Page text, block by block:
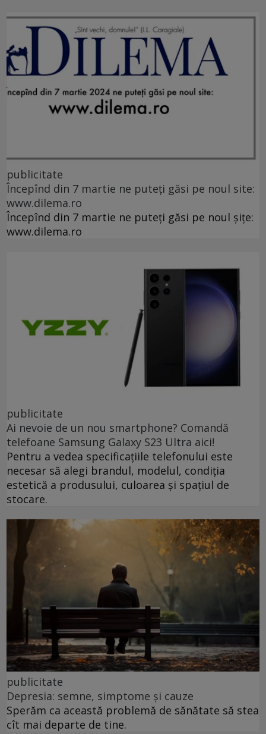
publicitate
Începînd din 7 martie ne puteți găsi pe noul site:
www.dilema.ro
Începînd din 7 martie ne puteți găsi pe noul șițe:
www.dilema.ro
publicitate
Ai nevoie de un nou smartphone? Comandă
telefoane Samsung Galaxy S23 Ultra aici!
Pentru a vedea specificațiile telefonului este
necesar să alegi brandul, modelul, condiția
estetică a produsului, culoarea și spațiul de
stocare.
publicitate
Depresia: semne, simptome și cauze
Sperăm ca această problemă de sănătate să stea
cît mai departe de tine.